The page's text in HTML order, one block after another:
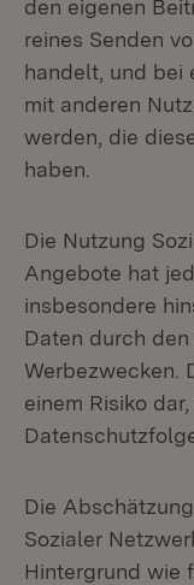
den eigenen
reines Senden
handelt, und bei
mit anderen
werden, die
haben.
Die Nutzung
Angebote hat
insbesondere
Daten durch
Werbezwecken.
einem Risiko
Die
Sozialer
Hintergrund wie